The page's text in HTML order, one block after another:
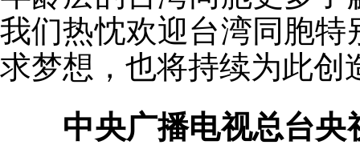
我们热忱欢迎台湾同胞
求梦想，也将持续为此创
中央广播电视总台